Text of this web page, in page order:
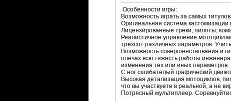
Особенности игры:
Возможность играть за самых
Оригинальная система
Лицензированные треки, пилоты,
Реалистичное управление
трехсот различных параметров.
Возможность совершенствования и
плечах всю тяжесть работы
изменения тех или иных параметров.
С ног сшибателый графический
Высокая детализация мотоциклов,
что вы участвуете в реальной, а не
Потрясный мультиплеер.